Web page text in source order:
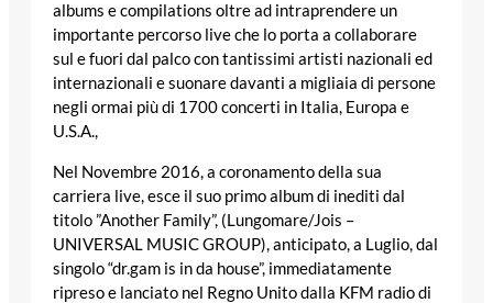
albums e compilations oltre ad intraprendere un
importante percorso live che lo porta a collaborare
sul e fuori dal palco con tantissimi artisti nazionali ed
internazionali e suonare davanti a migliaia di persone
negli ormai più di 1700 concerti in Italia, Europa e
U.S.A.,
Nel Novembre 2016, a coronamento della sua
carriera live, esce il suo primo album di inediti dal
titolo ”Another Family”, (Lungomare/Jois –
UNIVERSAL MUSIC GROUP), anticipato, a Luglio, dal
singolo “dr.gam is in da house”, immediatamente
ripreso e lanciato nel Regno Unito dalla KFM radio di